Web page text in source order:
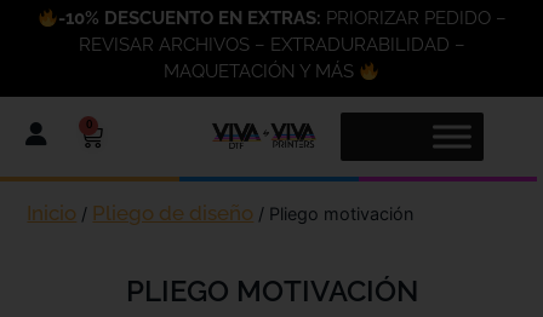
-10% DESCUENTO EN EXTRAS: PRIORIZAR PEDIDO –
REVISAR ARCHIVOS – EXTRADURABILIDAD –
MAQUETACIÓN Y MÁS
0
Inicio / Pliego de diseño / Pliego motivación
PLIEGO MOTIVACIÓN